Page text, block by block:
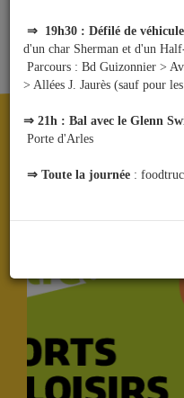
⇒ 19h30 : Défilé de
d'un char Sherman et d'un
Parcours : Bd Guizonnier >
> Allées J. Jaurès (sauf pour
⇒ 21h : Bal avec le Glenn
Porte d'Arles
⇒ Toute la journée :
KIOSQUE